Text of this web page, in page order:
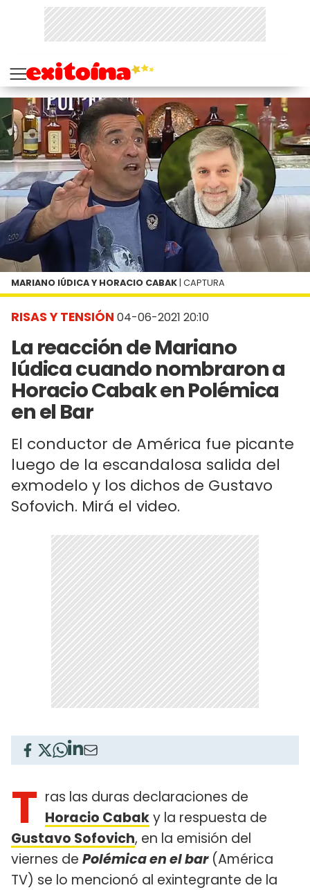
RISAS Y TENSIÓN 04-06-2021 20:10
La reacción de Mariano
Iúdica cuando nombraron a
Horacio Cabak en Polémica
en el Bar
El conductor de América fue picante
luego de la escandalosa salida del
exmodelo y los dichos de Gustavo
Sofovich. Mirá el video.
MARIANO IÚDICA Y HORACIO CABAK | CAPTURA
T ras las duras declaraciones de
Horacio Cabaky la respuesta de
Gustavo Sofovich, en la emisión del
viernes de Polémica en el bar(América
TV) se lo mencionó al exintegrante de la